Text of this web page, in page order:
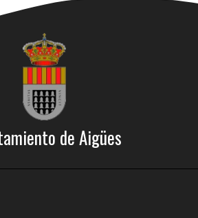
de Aigües